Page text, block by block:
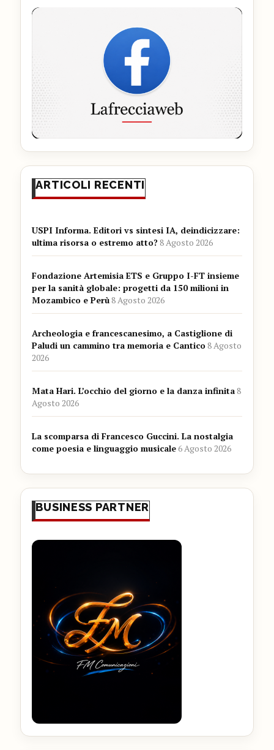
ARTICOLI RECENTI
USPI Informa. Editori vs sintesi IA, deindicizzare:
ultima risorsa o estremo atto?8 Agosto 2026
Fondazione Artemisia ETS e Gruppo I-FT insieme
per la sanità globale: progetti da 150 milioni in
Mozambico e Perù8 Agosto 2026
Archeologia e francescanesimo, a Castiglione di
Paludi un cammino tra memoria e Cantico8 Agosto
2026
Mata Hari. L’occhio del giorno e la danza infinita8
Agosto 2026
La scomparsa di Francesco Guccini. La nostalgia
come poesia e linguaggio musicale6 Agosto 2026
BUSINESS PARTNER